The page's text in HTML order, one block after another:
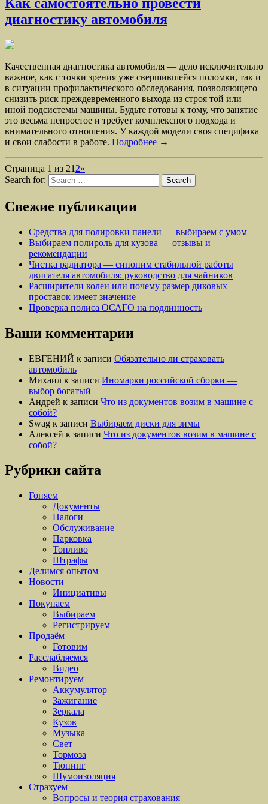
диагностику автомобиля
Качественная диагностика автомобиля — дело исключительно
важное, как с точки зрения уже свершившейся поломки, так и
в ситуации профилактического обследования, позволяющего
снизить риск преждевременного выхода из строя той или
иной подсистемы машины. Будьте готовы к тому, что занятие
это весьма непростое и требует комплексного подхода и
внимательного отношения. У каждой модели своя специфика
и свои слабости в работе. Подробнее →
Страница 1 из 21 2»
Search for:
Свежие публикации
Средства для полировки панели — выбираем с умом
Выбираем полироль для кузова — отзывы и
рекомендации
Чистка радиатора — синоним стабильной работы
двигателя автомобиля: руководство для чайников
Расширители колеи или почему размер диковых
проставок имеет значение
Проверка полиса ОСАГО на подлинность
Ваши комментарии
ЕВГЕНИЙ к записи Обязательно ли страховать
автомобиль
Михаил к записи Иномарки российской сборки —
выбор богатый
Андрей к записи Что из документов возим в машине с
собой?
Swag к записи Выбираем диски для зимы
Алексей к записи Что из документов возим в машине с
собой?
Рубрики сайта
Гоняем
Документы
Налоги
Обслуживание
Парковка
Топливо
Штрафы
Делимся опытом
Новости
Инициативы
Покупаем
Выбираем
Регистрируем
Продаём
Готовим
Расслабляемся
Видео
Ремонтируем
Аккумулятор
Зажигание
Зеркала
Кузов
Музыка
Свет
Тормоза
Тюнинг
Шумоизоляция
Страхуем
Вопросы и теория страхования